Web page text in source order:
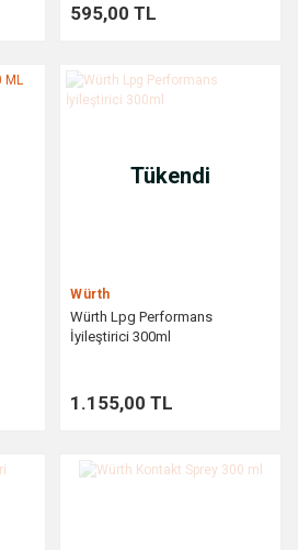
595,00 TL
Tükendi
Würth
Würth Lpg Performans
İyileştirici 300ml
1.155,00 TL